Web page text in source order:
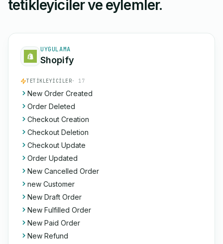
tetikleyiciler ve eylemler.
UYGULAMA
Shopify
TETIKLEYICILER· 17
New Order Created
Order Deleted
Checkout Creation
Checkout Deletion
Checkout Update
Order Updated
New Cancelled Order
new Customer
New Draft Order
New Fulfilled Order
New Paid Order
New Refund